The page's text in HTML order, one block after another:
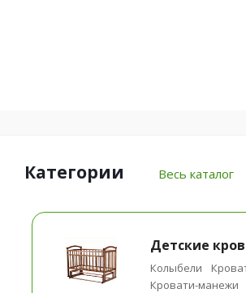
Категории Весь каталог
Детские
Колыбели
Кровати-манежи